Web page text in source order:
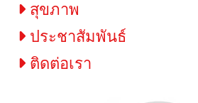
สุขภาพ
ประชาสัมพันธ์
ติดต่อเรา